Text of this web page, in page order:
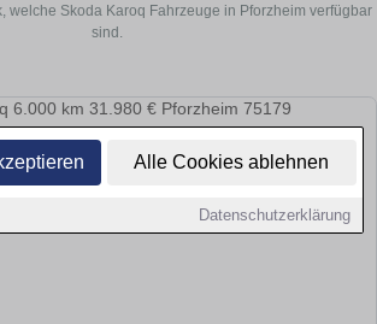
Alle Cookies ablehnen
Datenschutzerklärung
welche Skoda Karoq Fahrzeuge in Pforzheim verfügbar
sind.